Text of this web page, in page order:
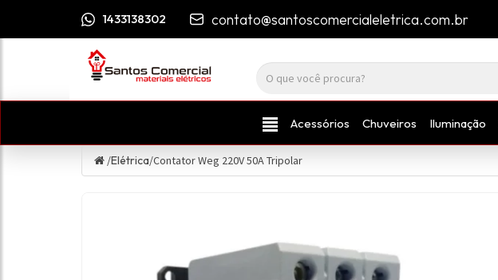
1433138302 contato@santoscomercialeletrica.com.br
Acessórios Chuveiros Iluminação
/Elétrica/Contator Weg 220V 50A Tripolar